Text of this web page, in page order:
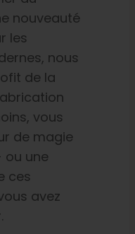
nouveauté
les
nous
de la
vous
de magie
une
ces
avez